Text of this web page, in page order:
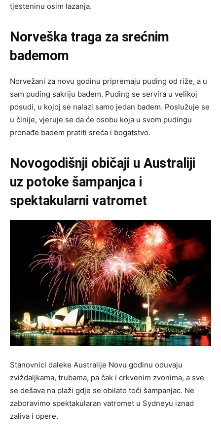
tjesteninu osim lazanja.
Norveška traga za srećnim
bademom
Norvežani za novu godinu pripremaju puding od riže, a u
sam puding sakriju badem. Puding se servira u velikoj
posudi, u kojoj se nalazi samo jedan badem. Poslužuje se
u činije, vjeruje se da će osobu koja u svom pudingu
pronađe badem pratiti sreća i bogatstvo.
Novogodišnji običaji u Australiji
uz potoke šampanjca i
spektakularni vatromet
Stanovnici daleke Australije Novu godinu oduvaju
zviždaljkama, trubama, pa čak i crkvenim zvonima, a sve
se dešava na plaži gdje se obilato toči šampanjac. Ne
zaboravimo spektakularan vatromet u Sydneyu iznad
zaliva i opere.